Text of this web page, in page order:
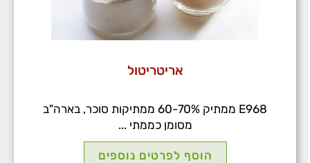
אריטריטול
E968 ממתיק 60-70% ממתיקות סוכר, בארה"ב
מסומן כממתי ...
הוסף לפרטים נוספים